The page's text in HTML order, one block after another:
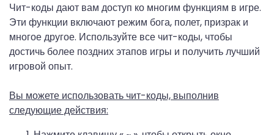
Чит-коды дают вам доступ ко многим функциям в игре.
Эти функции включают режим бога, полет, призрак и
многое другое. Используйте все чит-коды, чтобы
достичь более поздних этапов игры и получить лучший
игровой опыт.
Вы можете использовать чит-коды, выполнив
следующие действия: